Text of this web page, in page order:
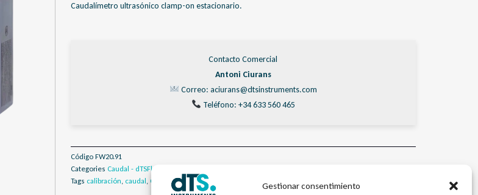
Gestionar consentimiento
Caudalímetro ultrasónico clamp-on estacionario.
Contacto Comercial
Antoni Ciurans
Correo: aciurans@dtsinstruments.com
Teléfono: +34 633 560 465
Código FW20.91
Categories Caudal - dTSFlow
Tags calibración, caudal, Caudalímetro ,clamp on estacionario dTSFlow Ultrasónico